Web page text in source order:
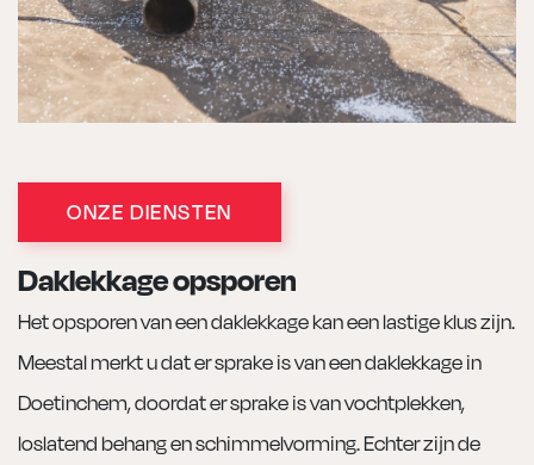
ONZE DIENSTEN
Daklekkage opsporen
Het opsporen van een daklekkage kan een lastige klus zijn.
Meestal merkt u dat er sprake is van een daklekkage in
Doetinchem, doordat er sprake is van vochtplekken,
loslatend behang en schimmelvorming. Echter zijn de